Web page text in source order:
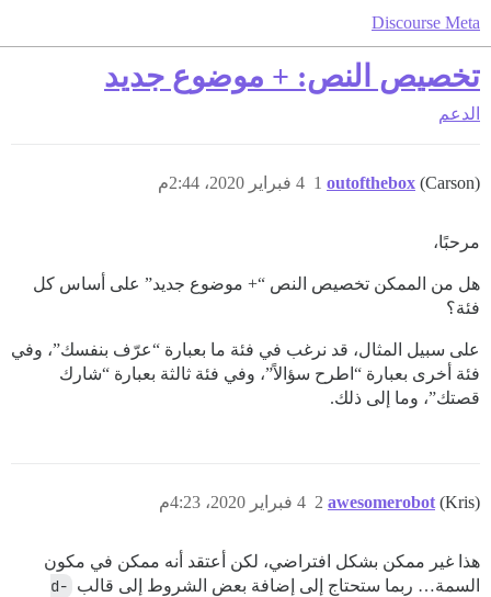
Discourse Meta
تخصيص النص: + موضوع جديد
الدعم
outofthebox (Carson) 4 فبراير 2020، 2:44م 1
مرحبًا،
هل من الممكن تخصيص النص “+ موضوع جديد” على أساس كل
فئة؟
على سبيل المثال، قد نرغب في فئة ما بعبارة “عرّف بنفسك”، وفي
فئة أخرى بعبارة “اطرح سؤالاً”، وفي فئة ثالثة بعبارة “شارك
قصتك”، وما إلى ذلك.
awesomerobot (Kris) 4 فبراير 2020، 4:23م 2
هذا غير ممكن بشكل افتراضي، لكن أعتقد أنه ممكن في مكون
السمة… ربما ستحتاج إلى إضافة بعض الشروط إلى قالب d-